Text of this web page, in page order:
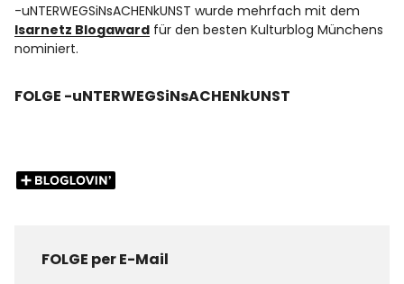
f I P
-uNTERWEGSiNsACHENkUNST wurde mehrfach mit dem
Isarnetz Blogaward für den besten Kulturblog Münchens
nominiert.
FOLGE -uNTERWEGSiNsACHENkUNST
FOLGE per E-Mail